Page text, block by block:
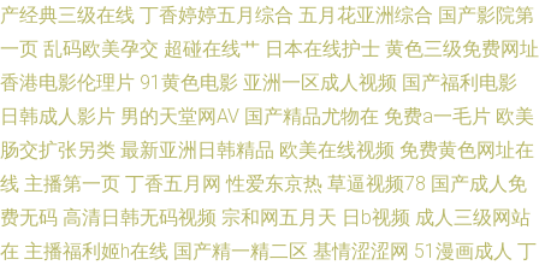
青草伊人 日韩网址福利导航 影音先锋女人网 亚洲日本国产免费 婷婷国产成
精品 超碰诱惑 不卡一期二期 91超碰大香蕉 91人体 92大香蕉 99福利姬 91性
免费视频 91五月天超碰 五月丁香影视 影音先锋资源网五月天 91国产品美女
产经典三级在线 丁香婷婷五月综合 五月花亚洲综合 国产影院第
一页 乱码欧美孕交 超碰在线艹 日本在线护士 黄色三级免费网址
香港电影伦理片 91黄色电影 亚洲一区成人视频 国产福利电影
日韩成人影片 男的天堂网AV 国产精品尤物在 免费a一毛片 欧美
肠交扩张另类 最新亚洲日韩精品 欧美在线视频 免费黄色网址在
线 主播第一页 丁香五月网 性爱东京热 草逼视频78 国产成人免
费无码 高清日韩无码视频 宗和网五月天 日b视频 成人三级网站
在 主播福利姬h在线 国产精一精二区 基情涩涩网 51漫画成人 丁